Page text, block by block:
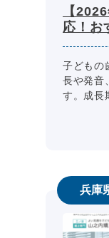
【
応！お
子どもの
長や発音
す。成長
整える
兵庫